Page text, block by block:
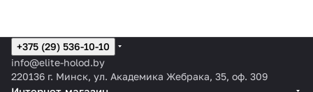
+375 (29) 536-10-10
info@elite-holod.by
220136 г. Минск, ул. Академика Жебрака, 35, оф. 309